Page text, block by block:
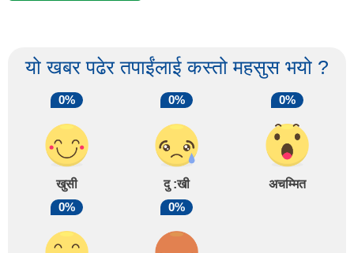
यो खबर पढेर तपाईंलाई कस्तो महसुस भयो ?
0%
खुसी
0%
दु :खी
0%
अचम्मित
0%
0%